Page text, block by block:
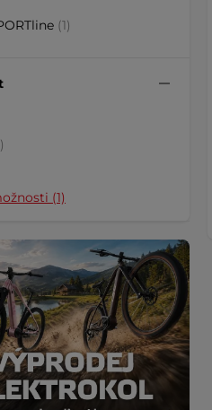
(1)
(1)